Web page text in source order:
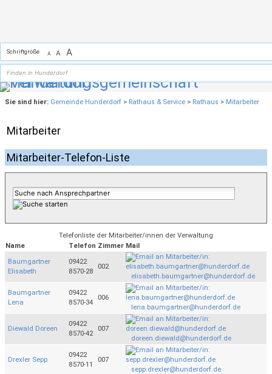
Schriftgröße A A A
Sie sind hier: Gemeinde Hunderdorf > Rathaus & Service > Rathaus > Mitarbeiter
Mitarbeiter
Mitarbeiter-Telefon-Liste
Telefonliste der Mitarbeiter/innen der Verwaltung
Name
Telefon Zimmer Mail
Baumgartner
Elisabeth
09422
8570-28
002
elisabeth.baumgartner@hunderdorf.de
Baumgartner
Lena
09422
8570-34
006
lena.baumgartner@hunderdorf.de
Diewald Doreen
09422
8570-42
007
doreen.diewald@hunderdorf.de
Drexler Sepp
09422
8570-11
007
sepp.drexler@hunderdorf.de